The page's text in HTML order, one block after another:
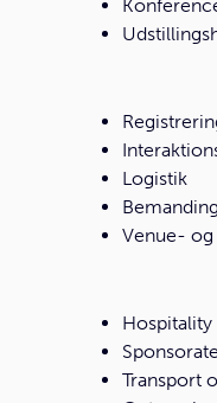
Logistik
Bemanding
Venue-
Hospitality
Transport